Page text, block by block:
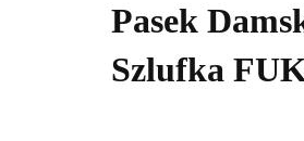
Pasek
Szlufka